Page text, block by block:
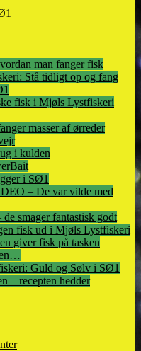
man fanger fisk
Stå tidligt op og fang
fisk i Mjøls Lystfiskeri
masser af ørreder
i kulden
i SØ1
– De var vilde med
smager fantastisk godt
fisk ud i Mjøls Lystfiskeri
giver fisk på tasken
Guld og Sølv i SØ1
– recepten hedder